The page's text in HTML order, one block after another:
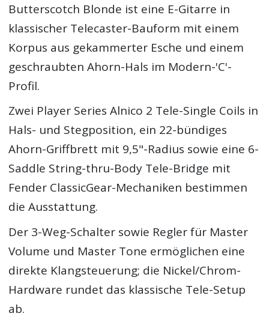
Butterscotch Blonde ist eine E-Gitarre in
klassischer Telecaster-Bauform mit einem
Korpus aus gekammerter Esche und einem
geschraubten Ahorn-Hals im Modern-'C'-
Profil.
Zwei Player Series Alnico 2 Tele-Single Coils in
Hals- und Stegposition, ein 22-bündiges
Ahorn-Griffbrett mit 9,5"-Radius sowie eine 6-
Saddle String-thru-Body Tele-Bridge mit
Fender ClassicGear-Mechaniken bestimmen
die Ausstattung.
Der 3-Weg-Schalter sowie Regler für Master
Volume und Master Tone ermöglichen eine
direkte Klangsteuerung; die Nickel/Chrom-
Hardware rundet das klassische Tele-Setup
ab.